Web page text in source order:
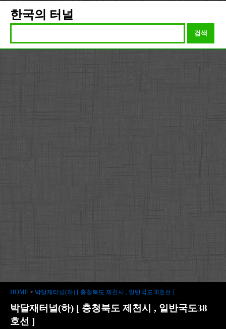
한국의 터널
검색
HOME > 박달재터널(하) [ 충청북도 제천시 , 일반국도38호선 ]
박달재터널(하) [ 충청북도 제천시 , 일반국도38
호선 ]